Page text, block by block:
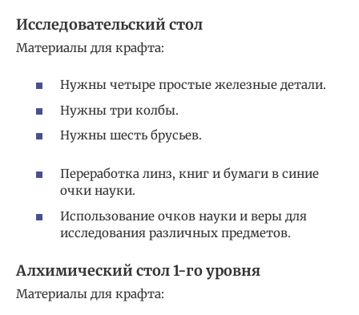
Исследовательский стол
Материалы для крафта:
Нужны четыре простые железные детали.
Нужны три колбы.
Нужны шесть брусьев.
Переработка линз, книг и бумаги в синие
очки науки.
Использование очков науки и веры для
исследования различных предметов.
Алхимический стол 1-го уровня
Материалы для крафта: